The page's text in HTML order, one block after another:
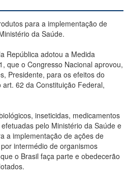
para a implementação de
da Saúde.
República adotou a Medida
que o Congresso Nacional aprovou,
Presidente, para os efeitos do
62 da Constituição Federal,
inseticidas, medicamentos
pelo Ministério da Saúde e
a implementação de ações de
intermédio de organismos
o Brasil faça parte e obedecerão